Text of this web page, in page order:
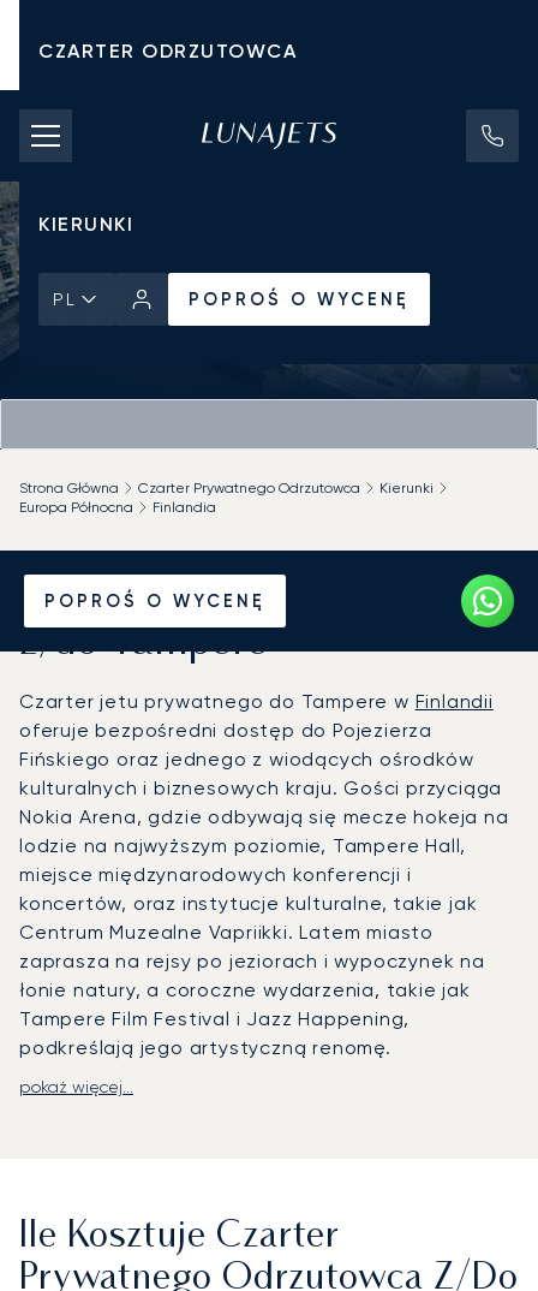
CZARTER ODRZUTOWCA
KOSZTY CZARTERU
PRYWATNE ODRZUTOWCE
KIERUNKI
PL POPROŚ O WYCENĘ
POPROŚ O WYCENĘ
Strona Główna Czarter Prywatnego Odrzutowca
Kierunki
Europa Północna
Finlandia
Wynajmij jet prywatny
z/do Tampere
Czarter jetu prywatnego do Tampere w Finlandii
oferuje bezpośredni dostęp do Pojezierza
Fińskiego oraz jednego z wiodących ośrodków
kulturalnych i biznesowych kraju. Gości przyciąga
Nokia Arena, gdzie odbywają się mecze hokeja na
lodzie na najwyższym poziomie, Tampere Hall,
miejsce międzynarodowych konferencji i
koncertów, oraz instytucje kulturalne, takie jak
Centrum Muzealne Vapriikki. Latem miasto
zaprasza na rejsy po jeziorach i wypoczynek na
łonie natury, a coroczne wydarzenia, takie jak
Tampere Film Festival i Jazz Happening,
podkreślają jego artystyczną renomę.
LunaJets organizuje prywatne loty na lotnisko
Lapland Hotels Arena, Solo Sokos Hotel Torni lub
ośrodkami wypoczynkowymi nad jeziorami w całym
pokaż więcej...
Ile Kosztuje Czarter
Prywatnego Odrzutowca Z/do